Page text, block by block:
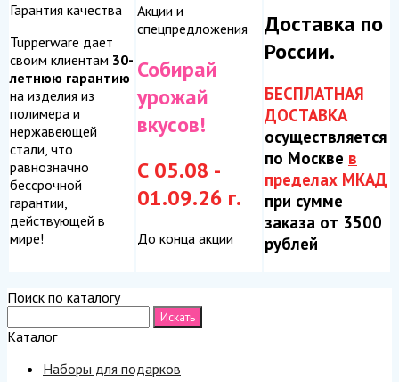
Гарантия качества
Tupperware дает
своим клиентам 30-
летнюю гарантию
на изделия из
полимера и
нержавеющей
стали, что
равнозначно
бессрочной
гарантии,
действующей в
мире!
Акции и
спецпредложения
Собирай
урожай
вкусов!
С 05.08 -
01.09.26 г.
До конца акции
Доставка по
России.
БЕСПЛАТНАЯ
ДОСТАВКА
осуществляется
по Москве в
пределах МКАД
при сумме
заказа от 3500
рублей
Поиск по каталогу
Каталог
Наборы для подарков